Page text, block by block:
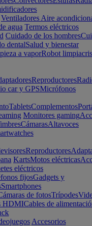
Ventiladores Aire
agua Termos eléctricos
Cuidado de los hombres
dentalSalud y bienestar
a vaporRobot
Reproductores
car y GPSMicrófonos
TabletsComplementos
Monitores gaming
CámarasAltavoces
Reproductores
KartsMotos eléctricas
eléctricos
fijosGadgets y
Smartphones
de fotosTrípodes
HDMICables de
Accesorios